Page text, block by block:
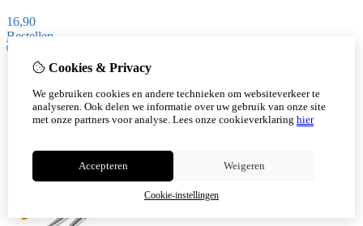
16,90
Bestellen
Cookies & Privacy
We gebruiken cookies en andere technieken om websiteverkeer te
analyseren. Ook delen we informatie over uw gebruik van onze site
met onze partners voor analyse. Lees onze cookieverklaring hier
Accepteren Weigeren
Cookie-instellingen